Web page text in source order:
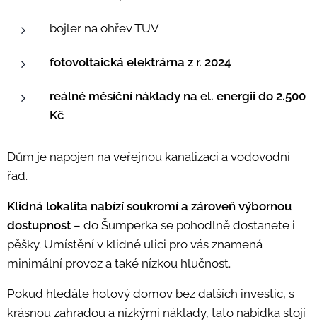
bojler na ohřev TUV
fotovoltaická elektrárna z r. 2024
reálné měsíční náklady na el. energii do 2.500
Kč
Dům je napojen na veřejnou kanalizaci a vodovodní
řad.
Klidná lokalita nabízí soukromí a zároveň výbornou
dostupnost – do Šumperka se pohodlně dostanete i
pěšky. Umístění v klidné ulici pro vás znamená
minimální provoz a také nízkou hlučnost.
Pokud hledáte hotový domov bez dalších investic, s
krásnou zahradou a nízkými náklady, tato nabídka stojí